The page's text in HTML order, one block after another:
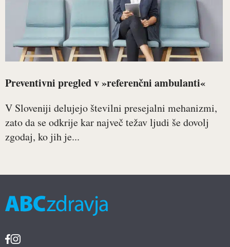
Preventivni pregled v »referenčni ambulanti«
V Sloveniji delujejo številni presejalni mehanizmi,
zato da se odkrije kar največ težav ljudi še dovolj
zgodaj, ko jih je...